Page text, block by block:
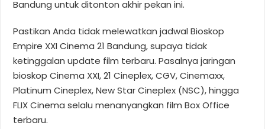
Bandung untuk ditonton akhir pekan ini.
Pastikan Anda tidak melewatkan jadwal Bioskop
Empire XXI Cinema 21 Bandung, supaya tidak
ketinggalan update film terbaru. Pasalnya jaringan
bioskop Cinema XXI, 21 Cineplex, CGV, Cinemaxx,
Platinum Cineplex, New Star Cineplex (NSC), hingga
FLIX Cinema selalu menanyangkan film Box Office
terbaru.